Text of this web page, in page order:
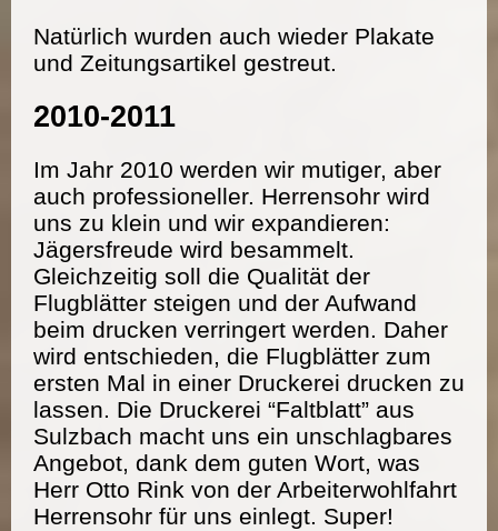
Natürlich wurden auch wieder Plakate
und Zeitungsartikel gestreut.
2010-2011
Im Jahr 2010 werden wir mutiger, aber
auch professioneller. Herrensohr wird
uns zu klein und wir expandieren:
Jägersfreude wird besammelt.
Gleichzeitig soll die Qualität der
Flugblätter steigen und der Aufwand
beim drucken verringert werden. Daher
wird entschieden, die Flugblätter zum
ersten Mal in einer Druckerei drucken zu
lassen. Die Druckerei “Faltblatt” aus
Sulzbach macht uns ein unschlagbares
Angebot, dank dem guten Wort, was
Herr Otto Rink von der Arbeiterwohlfahrt
Herrensohr für uns einlegt. Super!